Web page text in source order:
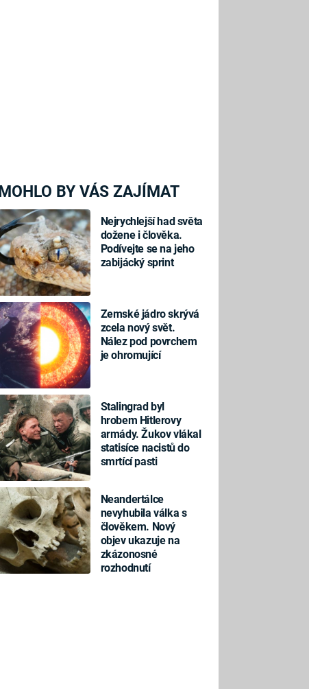
MOHLO BY VÁS ZAJÍMAT
Nejrychlejší had světa
dožene i člověka.
Podívejte se na jeho
zabijácký sprint
Zemské jádro skrývá
zcela nový svět.
Nález pod povrchem
je ohromující
Stalingrad byl
hrobem Hitlerovy
armády. Žukov vlákal
statisíce nacistů do
smrtící pasti
Neandertálce
nevyhubila válka s
člověkem. Nový
objev ukazuje na
zkázonosné
rozhodnutí